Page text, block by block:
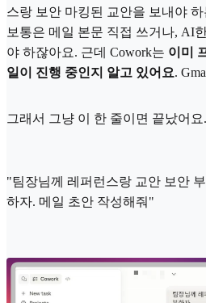
스랑 보안 마킹된 교안을 보내야
보통은 메일 본문 직접 쓰거나, AI
야 하잖아요. 근데 Cowork는 이미
일이 진행 중인지 알고 있어요.
그래서 그냥 이 한 줄이면 끝났어요.
"팀장님께 레퍼런스랑 교안 보안
하자. 메일 초안 작성해줘"